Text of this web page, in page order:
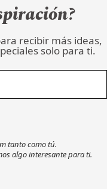
recibir más ideas,
solo para ti.
tanto como tú.
algo interesante para ti.